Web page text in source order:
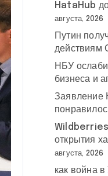
HataHub
августа, 2026
Путин
НБУ
бизнеса и
Заявление
Wildberries
открытия
августа, 2026
как война